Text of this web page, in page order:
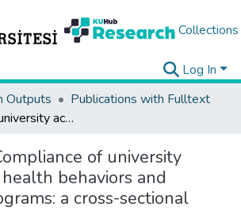
Collections
Log In
Outputs
Publications with Fulltext
Compliance of university academics to health behaviors and screening programs: a cross-sectional study
of university
behaviors and
a cross-sectional